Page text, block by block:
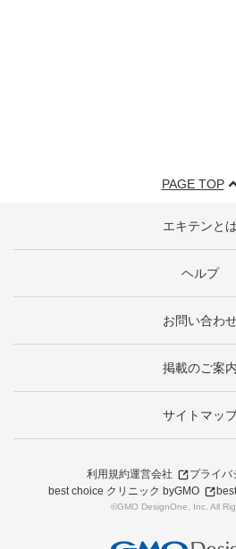
PAGE TOP
エキテンとは
ヘルプ
お問い合わ
掲載のご案内
サイトマッ
利用規約運営会社
プライバ
best choice クリニック byGMO
©GMO DesignOne, Inc. All